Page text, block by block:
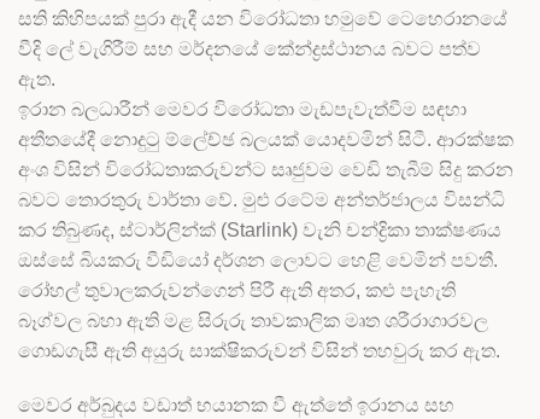
සති කිහිපයක් පුරා ඇදී යන විරෝධතා හමුවේ ටෙහෙරානයේ
වීදි ලේ වැගිරීම් සහ මර්දනයේ කේන්ද්‍රස්ථානය බවට පත්ව
ඇත.
ඉරාන බලධාරීන් මෙවර විරෝධතා මැඩපැවැත්වීම සඳහා
අතීතයේදී නොදුටු ම්ලේච්ඡ බලයක් යොදවමින් සිටී. ආරක්ෂක
අංශ විසින් විරෝධතාකරුවන්ට සෘජුවම වෙඩි තැබීම් සිදු කරන
බවට තොරතුරු වාර්තා වේ. මුළු රටේම අන්තර්ජාලය විසන්ධි
කර තිබුණද, ස්ටාර්ලින්ක් (Starlink) වැනි චන්ද්‍රිකා තාක්ෂණය
ඔස්සේ බියකරු වීඩියෝ දර්ශන ලොවට හෙළි වෙමින් පවතී.
රෝහල් තුවාලකරුවන්ගෙන් පිරී ඇති අතර, කළු පැහැති
බෑග්වල බහා ඇති මළ සිරුරු තාවකාලික මෘත ශරීරාගාරවල
ගොඩගැසී ඇති අයුරු සාක්ෂිකරුවන් විසින් තහවුරු කර ඇත.
මෙවර අර්බුදය වඩාත් භයානක වී ඇත්තේ ඉරානය සහ